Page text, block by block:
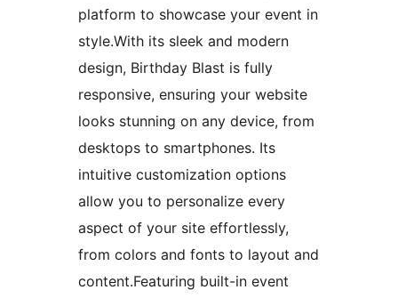
platform to showcase your event in
style.With its sleek and modern
design, Birthday Blast is fully
responsive, ensuring your website
looks stunning on any device, from
desktops to smartphones. Its
intuitive customization options
allow you to personalize every
aspect of your site effortlessly,
from colors and fonts to layout and
content.Featuring built-in event